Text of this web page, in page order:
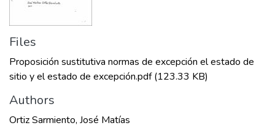
Files
Proposición sustitutiva normas de excepción el estado de
sitio y el estado de excepción.pdf(123.33 KB)
Authors
Ortiz Sarmiento, José Matías